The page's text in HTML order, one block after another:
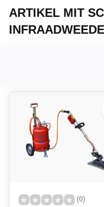
ARTIKEL MIT
(0)